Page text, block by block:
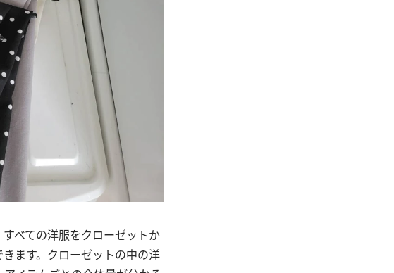
べての洋服をクローゼットか
ます。クローゼットの中の洋